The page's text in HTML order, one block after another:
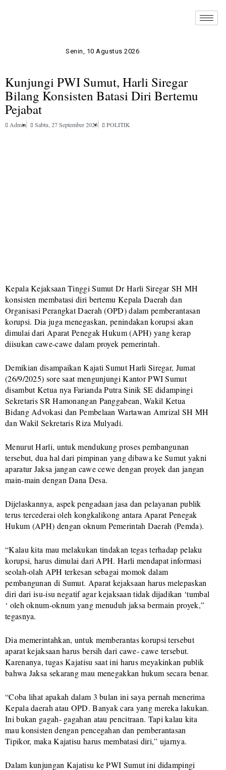
Senin, 10 Agustus 2026
Kunjungi PWI Sumut, Harli Siregar
Bilang Konsisten Batasi Diri Bertemu
Pejabat
Admin Sabtu, 27 September 2025 POLITIK
Kepala Kejaksaan Tinggi Sumut Dr Harli Siregar SH MH
konsisten membatasi diri bertemu Kepala Daerah dan
Organisasi Perangkat Daerah (OPD) dalam pemberantasan
korupsi. Dia juga menegaskan, penindakan korupsi akan
dimulai dari Aparat Penegak Hukum (APH) yang kerap
diisukan cawe-cawe dalam proyek pemerintah.
Demikian disampaikan Kajati Sumut Harli Siregar, Jumat
(26/9/2025) sore saat mengunjungi Kantor PWI Sumut
disambut Ketua nya Farianda Putra Sinik SE didampingi
Sekretaris SR Hamonangan Panggabean, Wakil Ketua
Bidang Advokasi dan Pembelaan Wartawan Amrizal SH MH
dan Wakil Sekretaris Riza Mulyadi.
Menurut Harli, untuk mendukung proses pembangunan
tersebut, dua hal dari pimpinan yang dibawa ke Sumut yakni
aparatur Jaksa jangan cawe cewe dengan proyek dan jangan
main-main dengan Dana Desa.
Dijelaskannya, aspek pengadaan jasa dan pelayanan publik
terus tercederai oleh kongkalikong antara Aparat Penegak
Hukum (APH) dengan oknum Pemerintah Daerah (Pemda).
“Kalau kita mau melakukan tindakan tegas terhadap pelaku
korupsi, harus dimulai dari APH. Harli mendapat informasi
seolah-olah APH terkesan sebagai momok dalam
pembangunan di Sumut. Aparat kejaksaan harus melepaskan
diri dari isu-isu negatif agar kejaksaan tidak dijadikan ‘tumbal
‘ oleh oknum-oknum yang menuduh jaksa bermain proyek,”
tegasnya.
Dia memerintahkan, untuk memberantas korupsi tersebut
aparat kejaksaan harus bersih dari cawe- cawe tersebut.
Karenanya, tugas Kajatisu saat ini harus meyakinkan publik
bahwa Jaksa sekarang mau menegakkan hukum secara benar.
“Coba lihat apakah dalam 3 bulan ini saya pernah menerima
Kepala daerah atau OPD. Banyak cara yang mereka lakukan.
Ini bukan gagah- gagahan atau pencitraan. Tapi kalau kita
mau konsisten dengan pencegahan dan pemberantasan
Tipikor, maka Kajatisu harus membatasi diri,” ujarnya.
Dalam kunjungan Kajatisu ke PWI Sumut ini didampingi